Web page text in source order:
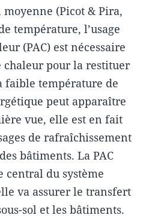
moyenne (Picot & Pira,
température, l’usage
(PAC) est nécessaire
chaleur pour la restituer
faible température de
peut apparaître
vue, elle est en fait
de rafraîchissement
bâtiments. La PAC
central du système
va assurer le transfert
sol et les bâtiments.